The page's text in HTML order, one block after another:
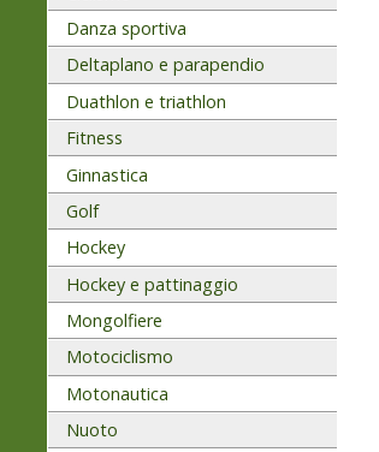
Danza sportiva
Deltaplano e parapendio
Duathlon e triathlon
Fitness
Ginnastica
Golf
Hockey
Hockey e pattinaggio
Mongolfiere
Motociclismo
Motonautica
Nuoto